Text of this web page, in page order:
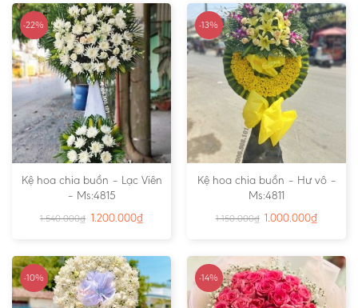
-22%
Kệ hoa chia buồn – Lạc Viên
– Ms:4815
1.540.000₫ 1.200.000₫
-13%
Kệ hoa chia buồn – Hư vô –
Ms:4811
1.150.000₫ 1.000.000₫
-10% -14%